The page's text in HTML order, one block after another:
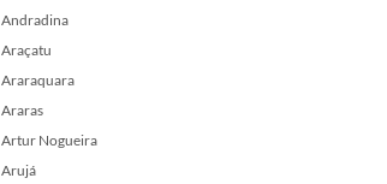
Andradina
Araçatu
Araraquara
Araras
Artur Nogueira
Arujá